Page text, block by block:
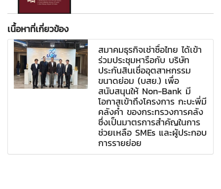
เนื้อหาที่เกี่ยวข้อง
สมาคมธุรกิจเช่าซื้อไทย ได้เข้า
ร่วมประชุมหารือกับ บริษัท
ประกันสินเชื่ออุตสาหกรรม
ขนาดย่อม (บสย.) เพื่อ
สนับสนุนให้ Non-Bank มี
โอกาสเข้าถึงโครงการ กะบะพี่มี
คลังค้ำ ของกระทรวงการคลัง
ซึ่งเป็นมาตรการสำคัญในการ
ช่วยเหลือ SMEs และผู้ประกอบ
การรายย่อย